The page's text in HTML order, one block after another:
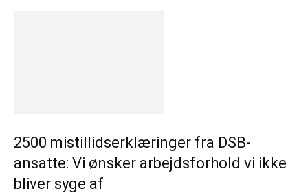
2500 mistillidserklæringer fra DSB-
ansatte: Vi ønsker arbejdsforhold vi ikke
bliver syge af